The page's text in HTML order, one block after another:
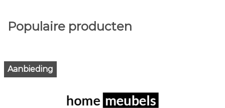
Populaire producten
Aanbieding